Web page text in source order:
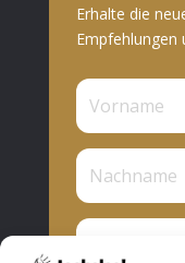
Erhalte die
Empfehlungen